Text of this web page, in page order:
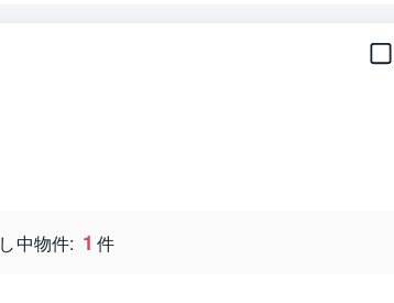
中物件: 1 件